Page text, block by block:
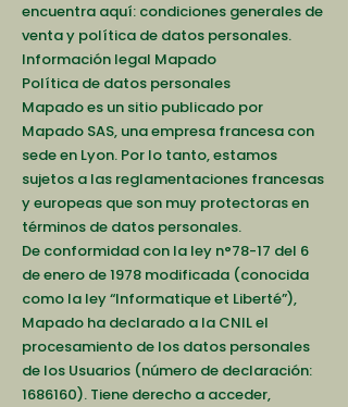
encuentra aquí: condiciones generales de
venta y política de datos personales.
Información legal Mapado
Política de datos personales
Mapado es un sitio publicado por
Mapado SAS, una empresa francesa con
sede en Lyon. Por lo tanto, estamos
sujetos a las reglamentaciones francesas
y europeas que son muy protectoras en
términos de datos personales.
De conformidad con la ley n°78-17 del 6
de enero de 1978 modificada (conocida
como la ley “Informatique et Liberté”),
Mapado ha declarado a la CNIL el
procesamiento de los datos personales
de los Usuarios (número de declaración:
1686160). Tiene derecho a acceder,